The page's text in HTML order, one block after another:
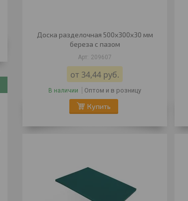
Доска разделочная 500х300х30 мм
береза с пазом
209607
от 34,44 руб.
В наличии Оптом и в розницу
Купить